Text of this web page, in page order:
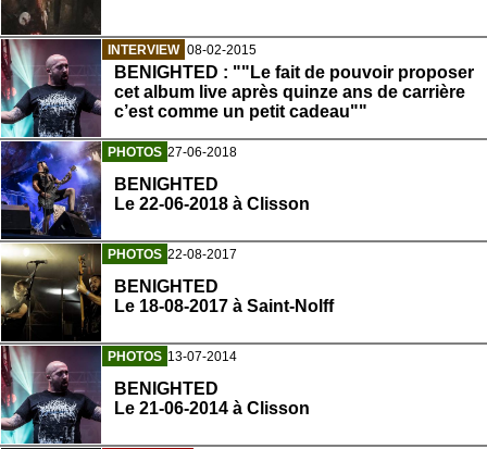
INTERVIEW 08-02-2015
BENIGHTED : ""Le fait de pouvoir proposer
cet album live après quinze ans de carrière
c’est comme un petit cadeau""
PHOTOS 27-06-2018
BENIGHTED
Le 22-06-2018 à Clisson
PHOTOS 22-08-2017
BENIGHTED
Le 18-08-2017 à Saint-Nolff
PHOTOS 13-07-2014
BENIGHTED
Le 21-06-2014 à Clisson